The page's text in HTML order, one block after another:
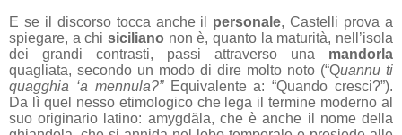
E se il discorso tocca anche il personale, Castelli prova a
spiegare, a chi siciliano non è, quanto la maturità, nell’isola
dei grandi contrasti, passi attraverso una mandorla
quagliata, secondo un modo di dire molto noto (“Quannu ti
quagghia ‘a mennula?”Equivalente a: “Quando cresci?”).
Da lì quel nesso etimologico che lega il termine moderno al
suo originario latino: amygdăla, che è anche il nome della